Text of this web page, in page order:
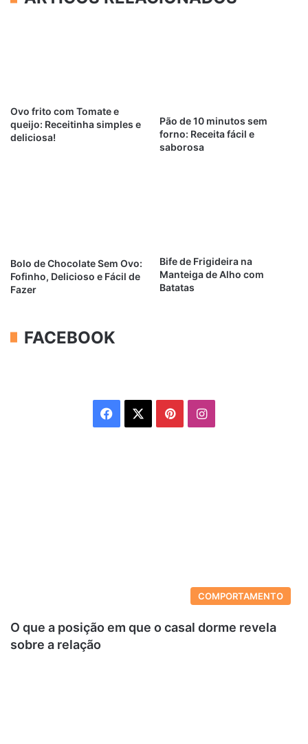
Ovo frito com Tomate e
queijo: Receitinha simples e
deliciosa!
Pão de 10 minutos sem
forno: Receita fácil e
saborosa
Bolo de Chocolate Sem Ovo:
Fofinho, Delicioso e Fácil de
Fazer
Bife de Frigideira na
Manteiga de Alho com
Batatas
FACEBOOK
Facebook PinterestInstagram
COMPORTAMENTO
O que a posição em que o casal dorme revela
sobre a relação